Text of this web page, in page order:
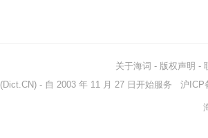
关于海词 - 版权声明 -
(Dict.CN) - 自 2003 年 11 月 27 日开始服务 沪ICP